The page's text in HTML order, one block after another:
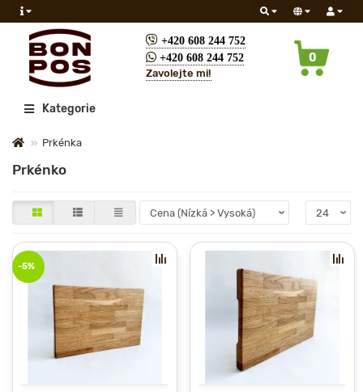
+420 608 244 752
+420 608 244 752
Zavolejte mi!
0
VšechnyKategorie
Prkénka
Prkénko
-5%